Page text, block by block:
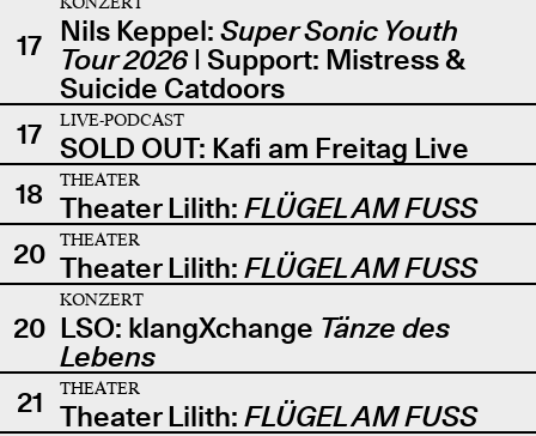
17 Nils Keppel: Super Sonic Youth
Tour 2026| Support: Mistress &
Suicide Catdoors
17
LIVE-PODCAST
SOLD OUT: Kafi am Freitag Live
18
THEATER
Theater Lilith: FLÜGEL AM FUSS
20
THEATER
Theater Lilith: FLÜGEL AM FUSS
20
KONZERT
LSO: klangXchange Tänze des
Lebens
21
THEATER
Theater Lilith: FLÜGEL AM FUSS